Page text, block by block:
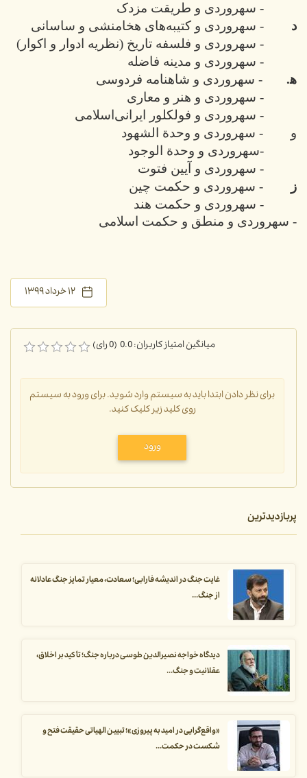
- سهروردی و طریقت مزدک
د
- سهروردی و کتیبه‌های هخامنشی و ساسانی
- سهروردی و فلسفه تاریخ (نظریه ادوار و اکوار)
- سهروردی و مدینه فاضله
ه‍.
- سهروردی و شاهنامه فردوسی
- سهروردی و هنر و معاری
- سهروردی و فولکلور ایرانی‌اسلامی
و
- سهروردی و وحدة الشهود
-سهروردی و وحدة الوجود
- سهروردی و آیین فتوت
ز
- سهروردی و حکمت چین
- سهروردی و حکمت هند
- سهروردی و منطق و حکمت اسلامی
۱۲ خرداد ۱۳۹۹
میانگین امتیاز کاربران: 0.0 (0 رای)
برای نظر دادن ابتدا باید به سیستم وارد شوید. برای ورود به سیستم
روی کلید زیر کلیک کنید.
ورود
پربازدیدترین
غایت جنگ در اندیشه فارابی؛ سعادت، معیار تمایز جنگ عادلانه
از جنگ...
دیدگاه خواجه نصیرالدین طوسی درباره جنگ؛ تأکید بر اخلاق،
عقلانیت و جنگ...
«واقع‌گرایی در امید به پیروزی»؛ تبیین الهیاتی حقیقت فتح و
شکست در حکمت...